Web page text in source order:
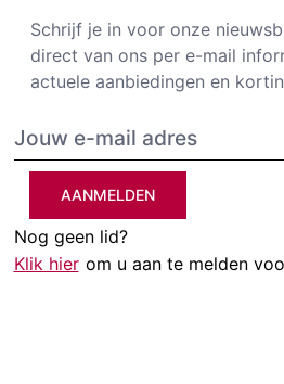
Schrijf je in voor onze
direct van ons per e-mail
actuele aanbiedingen en
AANMELDEN
Nog geen lid?
Klik hier om u aan te melden